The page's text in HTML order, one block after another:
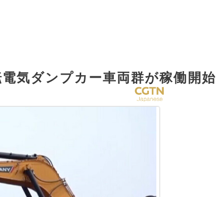
気ダンプカー車両群が稼働開始